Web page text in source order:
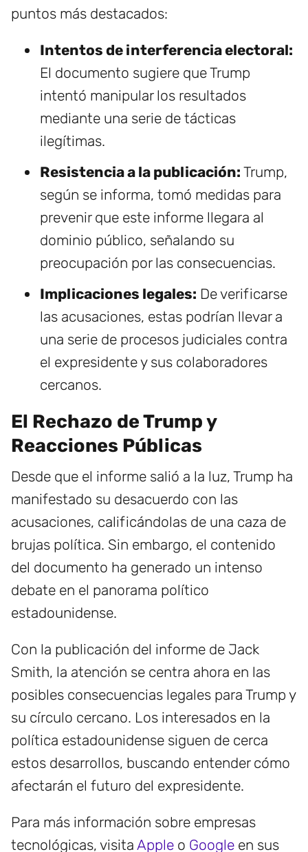
puntos más destacados:
Intentos de interferencia electoral:
El documento sugiere que Trump
intentó manipular los resultados
mediante una serie de tácticas
ilegítimas.
Resistencia a la publicación: Trump,
según se informa, tomó medidas para
prevenir que este informe llegara al
dominio público, señalando su
preocupación por las consecuencias.
Implicaciones legales: De verificarse
las acusaciones, estas podrían llevar a
una serie de procesos judiciales contra
el expresidente y sus colaboradores
cercanos.
El Rechazo de Trump y
Reacciones Públicas
Desde que el informe salió a la luz, Trump ha
manifestado su desacuerdo con las
acusaciones, calificándolas de una caza de
brujas política. Sin embargo, el contenido
del documento ha generado un intenso
debate en el panorama político
estadounidense.
Con la publicación del informe de Jack
Smith, la atención se centra ahora en las
posibles consecuencias legales para Trump y
su círculo cercano. Los interesados en la
política estadounidense siguen de cerca
estos desarrollos, buscando entender cómo
afectarán el futuro del expresidente.
Para más información sobre empresas
tecnológicas, visita Apple o Google en sus